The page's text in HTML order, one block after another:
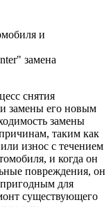
и
замена
снятия
замены его новым
замены
таким как
износ с течением
и когда он
повреждения, он
для
существующего